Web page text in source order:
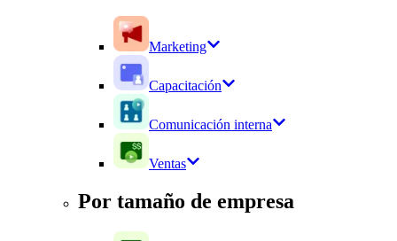
Marketing
Capacitación
Comunicación interna
Ventas
Por tamaño de empresa